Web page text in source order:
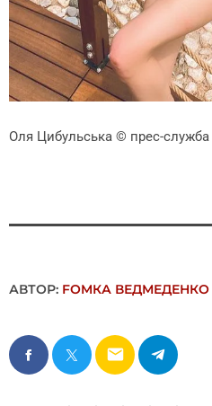
Оля Цибульська © прес-служба
АВТОР: FОMКА ВЕДМЕДЕНКО
email